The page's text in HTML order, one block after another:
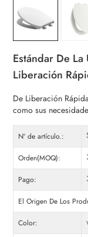
Estándar De
Liberación
De Liberación
como sus
Nº de artículo.:
Orden(MOQ):
Pago:
El Origen De Los
Color: